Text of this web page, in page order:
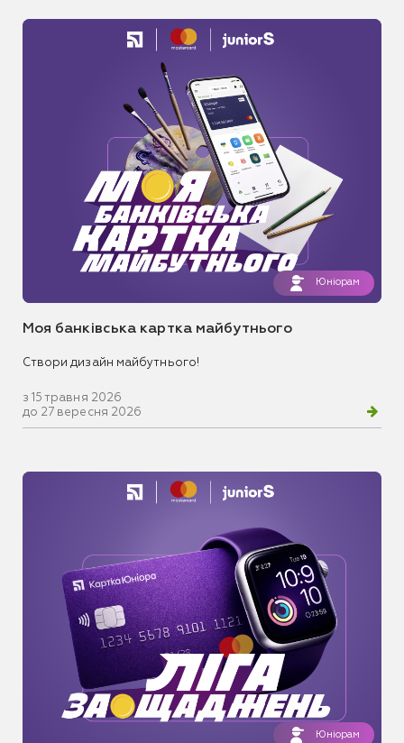
Юніорам
Моя банківська картка майбутнього
Створи дизайн майбутнього!
з 15 травня 2026
до 27 вересня 2026
Юніорам